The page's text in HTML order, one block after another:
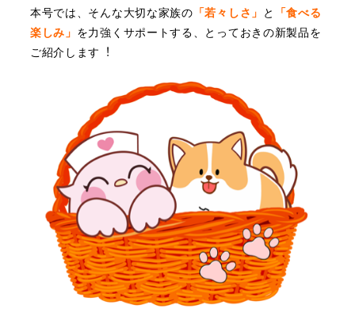
本号では、そんな⼤切な家族の 「若々しさ」 と
「⾷べる
楽しみ」 を⼒強くサポートする、 とっておきの新製品を
ご紹介します︕